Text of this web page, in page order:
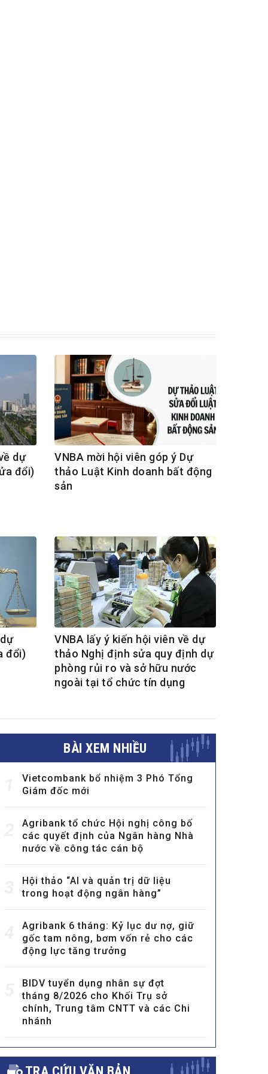
dự
đổi)
VNBA mời hội viên góp ý Dự
thảo Luật Kinh doanh bất động
sản
đổi)
VNBA lấy ý kiến hội viên về dự
thảo Nghị định sửa quy định dự
phòng rủi ro và sở hữu nước
ngoài tại tổ chức tín dụng
BÀI XEM NHIỀU
Vietcombank bổ nhiệm 3 Phó Tổng
Giám đốc mới
Agribank tổ chức Hội nghị công bố
các quyết định của Ngân hàng Nhà
nước về công tác cán bộ
Hội thảo “AI và quản trị dữ liệu
trong hoạt động ngân hàng”
Agribank 6 tháng: Kỷ lục dư nợ, giữ
gốc tam nông, bơm vốn rẻ cho các
động lực tăng trưởng
BIDV tuyển dụng nhân sự đợt
tháng 8/2026 cho Khối Trụ sở
chính, Trung tâm CNTT và các Chi
nhánh